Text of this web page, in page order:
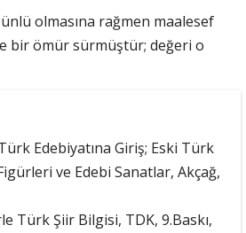
olmasına rağmen maalesef
bir ömür sürmüştür; değeri o
Edebiyatına Giriş; Eski Türk
ve Edebi Sanatlar, Akçağ,
Türk Şiir Bilgisi, TDK, 9.Baskı,